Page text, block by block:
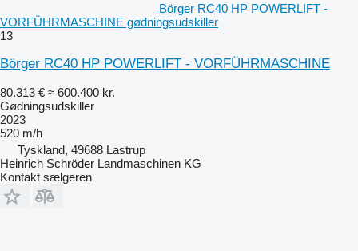
Börger RC40 HP POWERLIFT -
VORFÜHRMASCHINE gødningsudskiller
13
Börger RC40 HP POWERLIFT - VORFÜHRMASCHINE
80.313 € ≈ 600.400 kr.
Gødningsudskiller
2023
520 m/h
Tyskland, 49688 Lastrup
Heinrich Schröder Landmaschinen KG
Kontakt sælgeren